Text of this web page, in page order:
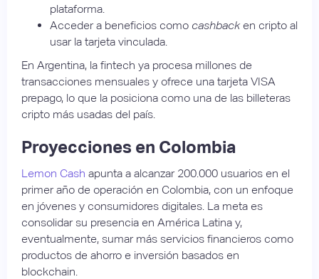
plataforma.
Acceder a beneficios como cashbacken cripto al
usar la tarjeta vinculada.
En Argentina, la fintech ya procesa millones de
transacciones mensuales y ofrece una tarjeta VISA
prepago, lo que la posiciona como una de las billeteras
cripto más usadas del país.
Proyecciones en Colombia
Lemon Cash apunta a alcanzar 200.000 usuarios en el
primer año de operación en Colombia, con un enfoque
en jóvenes y consumidores digitales. La meta es
consolidar su presencia en América Latina y,
eventualmente, sumar más servicios financieros como
productos de ahorro e inversión basados en
blockchain.